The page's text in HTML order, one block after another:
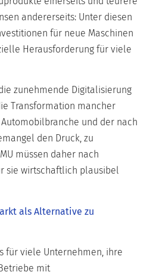
andererseits: Unter diesen
für neue Maschinen
Herausforderung für viele
zunehmende Digitalisierung
Transformation mancher
und der nach
den Druck, zu
müssen daher nach
sie wirtschaftlich plausibel
als Alternative zu
für viele Unternehmen, ihre
mit